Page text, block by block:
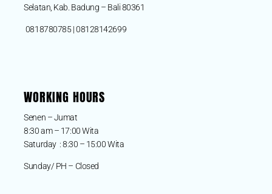
Selatan, Kab. Badung – Bali 80361
0818780785 | 08128142699
WORKING HOURS
Senen – Jumat
8:30 am – 17:00 Wita
Saturday : 8:30 – 15:00 Wita
Sunday/ PH – Closed